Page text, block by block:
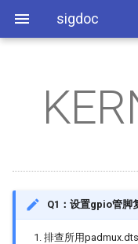
sigdoc
SSR931环境搭建
SDK架构
应用开发参考
AUDIO Q&A
GFX Q&A
Emac Q&A
SDMMC Q&A
IPU Q&A
Q1：设置gpio管脚
排查所用